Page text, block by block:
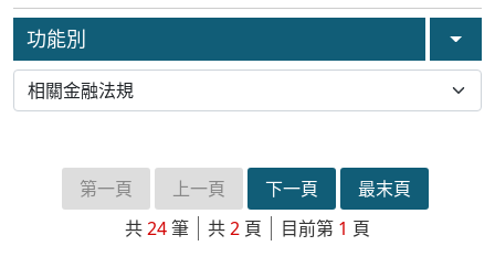
功能別
共24筆 共2 頁 目前第 1 頁
第一頁 上一頁 下一頁 最末頁